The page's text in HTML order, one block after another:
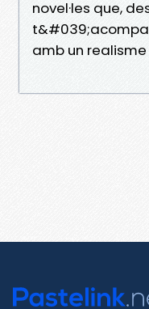
novel·les que,
amb un